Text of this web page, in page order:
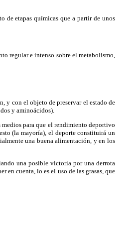
de etapas químicas que a partir de unos
regular e intenso sobre el metabolismo,
y con el objeto de preservar el estado de
y aminoácidos).
para que el rendimiento deportivo
(la mayoría), el deporte constituirá un
una buena alimentación, y en los
una posible victoria por una derrota
en cuenta, lo es el uso de las grasas, que